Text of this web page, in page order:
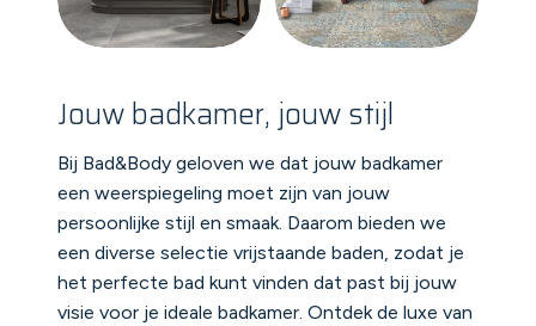
Jouw badkamer, jouw stijl
Bij Bad&Body geloven we dat jouw badkamer
een weerspiegeling moet zijn van jouw
persoonlijke stijl en smaak. Daarom bieden we
een diverse selectie vrijstaande baden, zodat je
het perfecte bad kunt vinden dat past bij jouw
visie voor je ideale badkamer. Ontdek de luxe van